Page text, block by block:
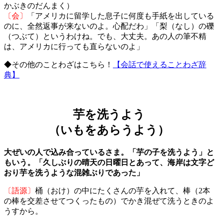
かぶきのだんまく）
〔会〕
「アメリカに留学した息子に何度も手紙を出している
のに、全然返事が来ないのよ。心配だわ」「梨（なし）の礫
（つぶて）というわけね。でも、大丈夫。あの人の筆不精
は、アメリカに行っても直らないのよ」
◆その他のことわざはこちら！
【会話で使えることわざ辞
典】
芋を洗うよう
（いもをあらうよう）
大ぜいの人で込み合っているさま。「芋の子を洗うよう」と
もいう。「久しぶりの晴天の日曜日とあって、海岸は文字ど
おり芋を洗うような混雑ぶりであった」
〔語源〕 桶（おけ）の中にたくさんの芋を入れて、棒（2本
の棒を交差させてつくったもの）でかき混ぜて洗うときのよ
うすから。